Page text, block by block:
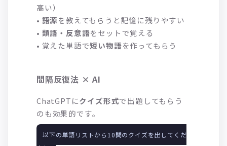
高い）
• 語源を教えてもらうと記憶に残りやすい
• 類語・反意語をセットで覚える
• 覚えた単語で短い物語を作ってもらう
間隔反復法 × AI
ChatGPTにクイズ形式で出題してもらう
のも効果的です。
以下の単語リストから10問のクイズを出してくだ